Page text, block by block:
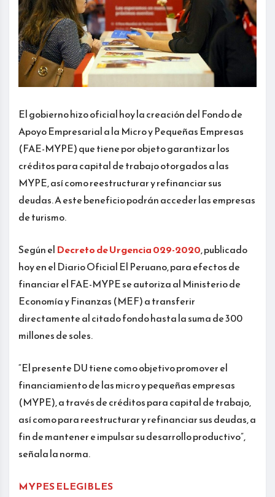
El gobierno hizo oficial hoy la creación del Fondo de
Apoyo Empresarial a la Micro y Pequeñas Empresas
(FAE-MYPE) que tiene por objeto garantizar los
créditos para capital de trabajo otorgados a las
MYPE, así como reestructurar y refinanciar sus
deudas. A este beneficio podrán acceder las empresas
de turismo.
Según el Decreto de Urgencia 029-2020, publicado
hoy en el Diario Oficial El Peruano, para efectos de
financiar el FAE-MYPE se autoriza al Ministerio de
Economía y Finanzas (MEF) a transferir
directamente al citado fondo hasta la suma de 300
millones de soles.
“El presente DU tiene como objetivo promover el
financiamiento de las micro y pequeñas empresas
(MYPE), a través de créditos para capital de trabajo,
así como para reestructurar y refinanciar sus deudas, a
fin de mantener e impulsar su desarrollo productivo”,
señala la norma.
MYPES ELEGIBLES